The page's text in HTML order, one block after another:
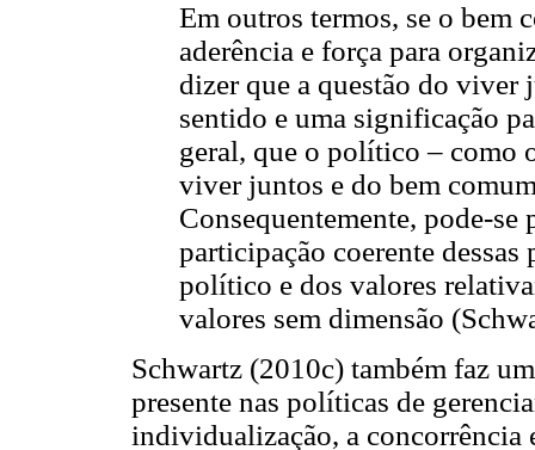
Em outros termos, se o bem
aderência e força para
dizer que a questão do viver
sentido e uma significação
geral, que o político – como
viver juntos e do bem
Consequentemente, pode-se
participação coerente dessas
político e dos valores
valores sem dimensão
Schwartz (2010c) também faz
presente nas políticas de
individualização, a concorrência